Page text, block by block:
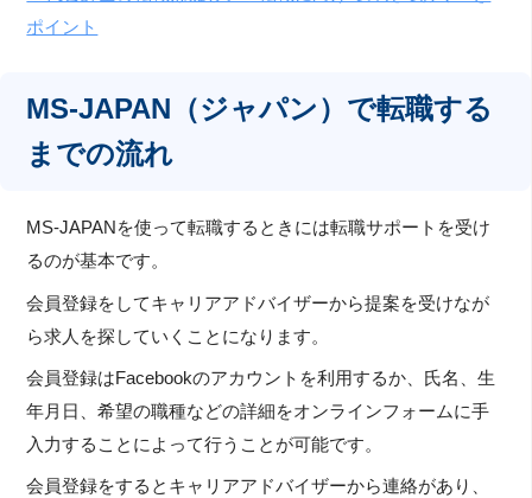
ポイント
MS-JAPAN（ジャパン）で転職する
までの流れ
MS-JAPANを使って転職するときには転職サポートを受け
るのが基本です。
会員登録をしてキャリアアドバイザーから提案を受けなが
ら求人を探していくことになります。
会員登録はFacebookのアカウントを利用するか、氏名、生
年月日、希望の職種などの詳細をオンラインフォームに手
入力することによって行うことが可能です。
会員登録をするとキャリアアドバイザーから連絡があり、